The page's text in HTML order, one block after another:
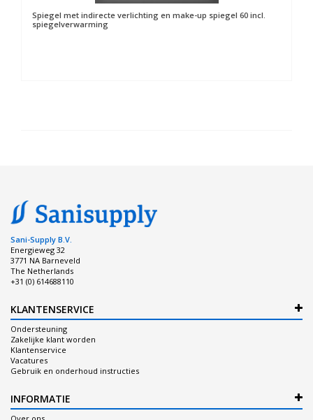
Spiegel met indirecte verlichting en make-up spiegel 60 incl.
spiegelverwarming
Sani-Supply B.V.
Energieweg 32
3771 NA Barneveld
The Netherlands
+31 (0) 614688110
KLANTENSERVICE
Ondersteuning
Zakelijke klant worden
Klantenservice
Vacatures
Gebruik en onderhoud instructies
INFORMATIE